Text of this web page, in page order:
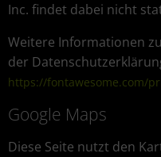
Inc. findet dabei nicht
Weitere Informationen
der
https://fontawesome.com/
Google Maps
Diese Seite nutzt den